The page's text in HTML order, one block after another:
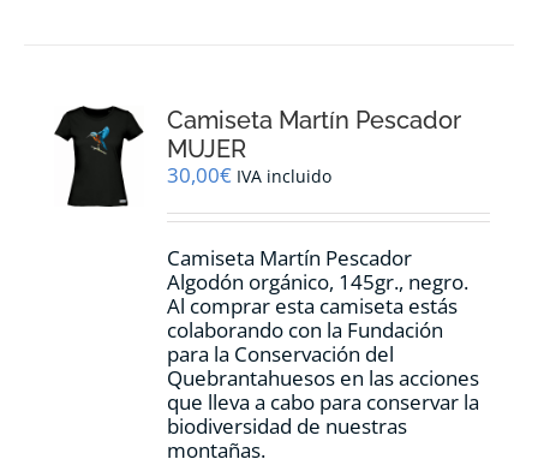
se
elegir
la
de
producto
Camiseta Martín Pescador
MUJER
30,00€ IVA incluido
Camiseta Martín Pescador
Algodón orgánico, 145gr., negro.
Al comprar esta camiseta estás
colaborando con la Fundación
para la Conservación del
Quebrantahuesos en las acciones
que lleva a cabo para conservar la
biodiversidad de nuestras
montañas.